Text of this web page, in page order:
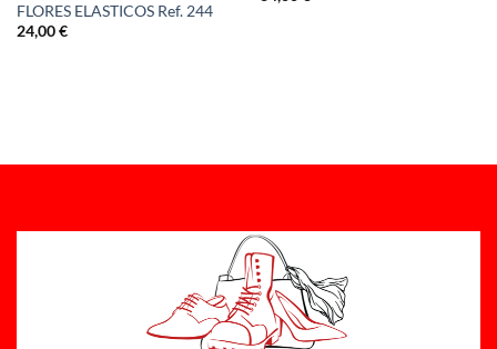
FLORES ELASTICOS Ref. 244
24,00€